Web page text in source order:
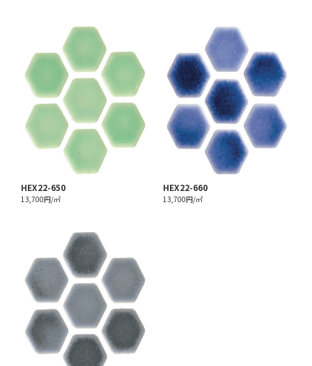
HEX22-650
13,700円/㎡
HEX22-660
13,700円/㎡